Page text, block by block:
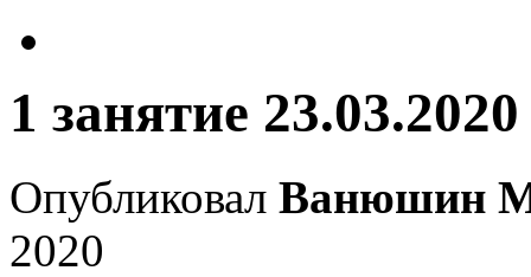
1 занятие 23.03.2020
Опубликовал Ванюшин
2020